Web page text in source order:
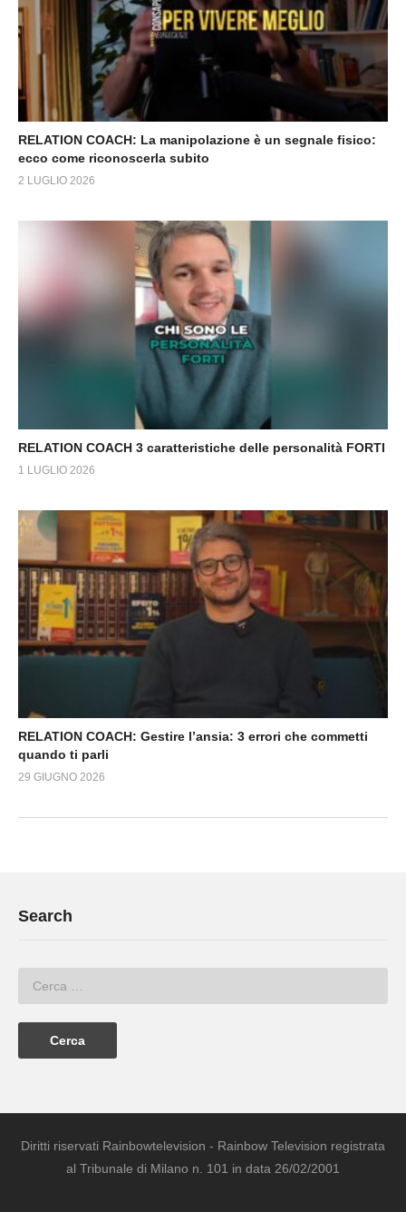
RELATION COACH: La manipolazione è un segnale fisico:
ecco come riconoscerla subito
2 LUGLIO 2026
RELATION COACH 3 caratteristiche delle personalità FORTI
1 LUGLIO 2026
RELATION COACH: Gestire l’ansia: 3 errori che commetti
quando ti parli
29 GIUGNO 2026
Search
Diritti riservati Rainbowtelevision - Rainbow Television registrata
al Tribunale di Milano n. 101 in data 26/02/2001